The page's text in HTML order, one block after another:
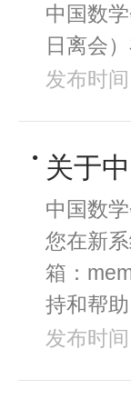
中国数
日离会
发布时
关于
中国数
您在新
箱：
持和帮助
发布时